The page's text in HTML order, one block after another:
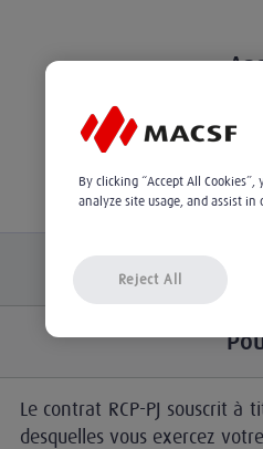
Le contrat RCP-PJ souscrit
desquelles vous exercez
By clicking “Accept All
analyze site usage, and assist
Reject All